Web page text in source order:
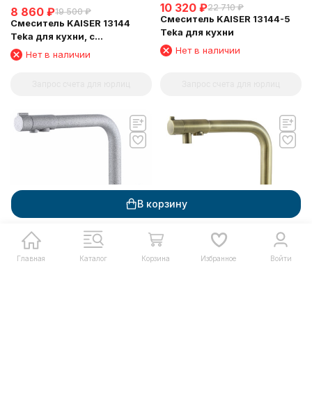
В корзину
8 860 ₽19 500 ₽
Смеситель KAISER 13144
Teka для кухни, с
подключением фильтра для
питьевой воды, хром (6113
Нет в наличии
10 320 ₽22 710 ₽
Смеситель KAISER 13144-5
Teka для кухни
Нет в наличии
Главная Каталог Корзина Избранное Войти